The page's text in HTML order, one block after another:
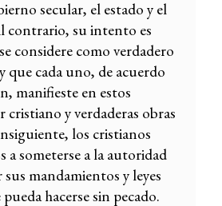
secular, el estado y el
contrario, su intento es
considere como verdadero
que cada uno, de acuerdo
manifieste en estos
cristiano y verdaderas obras
los cristianos
a someterse a la autoridad
sus mandamientos y leyes
hacerse sin pecado.